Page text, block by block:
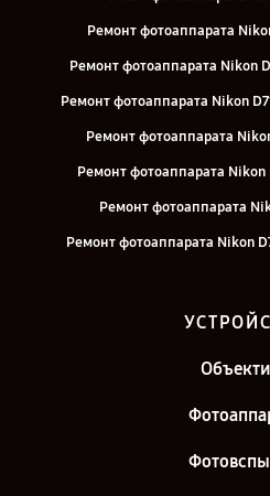
Ремонт фотоаппарата
Ремонт фотоаппарата Nikon
Ремонт фотоаппарата Nikon
Ремонт фотоаппарата
Ремонт фотоаппарата Nikon
Ремонт фотоаппарата
Ремонт фотоаппарата Nikon